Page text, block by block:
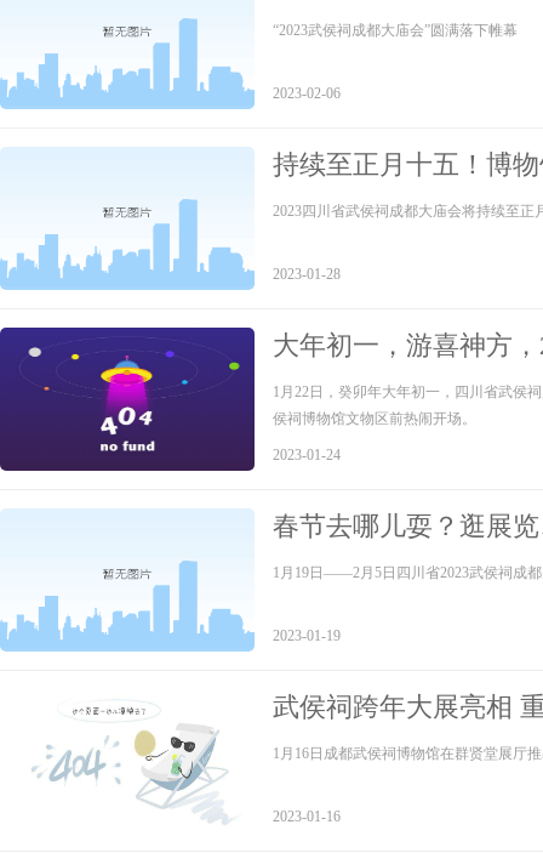
会”圆满落下帷幕
“2023武侯祠成都大庙会”圆满落下帷幕
2023-02-06
持续至正月十五！博
大庙会精彩纷呈
2023四川省武侯祠成都大庙会将持续至正
2023-01-28
大年初一，游喜神方
——仿古祭祀，祈福新
1月22日，癸卯年大年初一，四川省武侯
侯祠博物馆文物区前热闹开场。
2023-01-24
春节去哪儿耍？逛展
5日四川省2023武侯祠
1月19日——2月5日四川省2023武侯祠成
2023-01-19
武侯祠跨年大展亮相
1月16日成都武侯祠博物馆在群贤堂展厅
2023-01-16